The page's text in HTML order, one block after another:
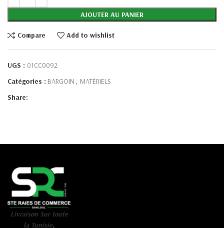
AJOUTER AU PANIER
Compare Add to wishlist
UGS : 01CC0092
Catégories : BARGOIN , MATÉRIELS
Share:
Livraison Sur toute
la Tunisie.